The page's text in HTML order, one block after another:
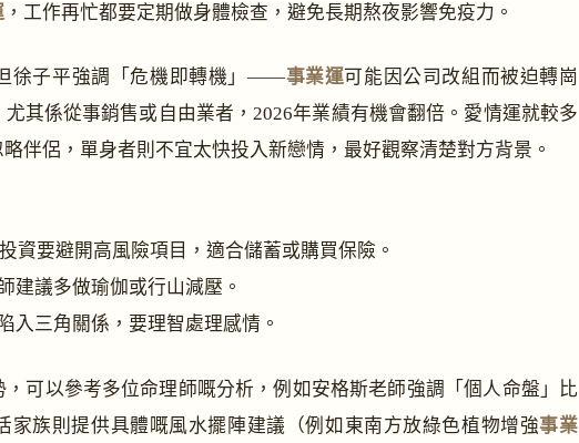
，工作再忙都要定期做身體檢查，避免長期熬夜影響免疫力。
徐子平強調「危機即轉機」——事業運可能因公司改組而被迫轉崗
其係從事銷售或自由業者，2026年業績有機會翻倍。愛情運就較多
伴侶，單身者則不宜太快投入新戀情，最好觀察清楚對方背景。
資要避開高風險項目，適合儲蓄或購買保險。
建議多做瑜伽或行山減壓。
入三角關係，要理智處理感情。
可以參考多位命理師嘅分析，例如安格斯老師強調「個人命盤」比
家族則提供具體嘅風水擺陣建議（例如東南方放綠色植物增強事業